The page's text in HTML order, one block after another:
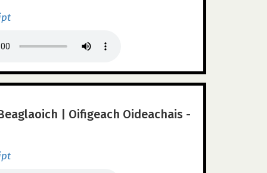
| Oifigeach Oideachais -